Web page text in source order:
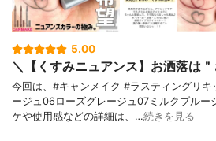
5.00
＼【くすみニュアンス】お洒落は
今回は、#キャンメイク #ラスティングリ
ージュ06ローズグレージュ07ミルクブルー
ケや使用感などの詳細は、…続きを見る